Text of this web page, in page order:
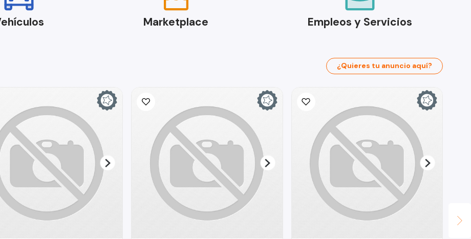
Marketplace Empleos y Servicios
¿Quieres tu anuncio aquí?